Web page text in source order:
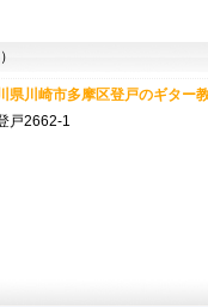
県川崎市多摩区登戸のギタ
戸2662-1